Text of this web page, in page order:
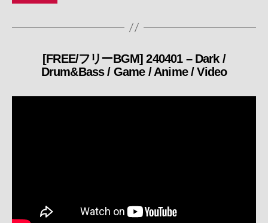
カ
テ
リ
[FREE/フリーBGM] 240401 – Dark /
Drum&Bass / Game / Anime / Video